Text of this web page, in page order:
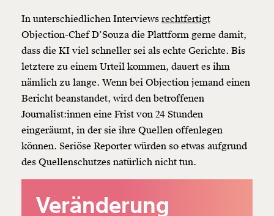
In unterschiedlichen Interviews rechtfertigt
Objection-Chef D’Souza die Plattform gerne damit,
dass die KI viel schneller sei als echte Gerichte. Bis
letztere zu einem Urteil kommen, dauert es ihm
nämlich zu lange. Wenn bei Objection jemand einen
Bericht beanstandet, wird den betroffenen
Journalist:innen eine Frist von 24 Stunden
eingeräumt, in der sie ihre Quellen offenlegen
können. Seriöse Reporter würden so etwas aufgrund
des Quellenschutzes natürlich nicht tun.
Veränderung